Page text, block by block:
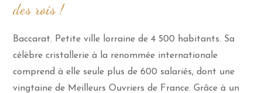
des rois !
Baccarat. Petite ville lorraine de 4 500 habitants. Sa
célèbre cristallerie à la renommée internationale
comprend à elle seule plus de 600 salariés, dont une
vingtaine de Meilleurs Ouvriers de France. Grâce à un